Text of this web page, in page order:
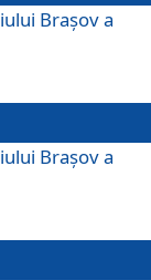
Brașov a
Brașov a